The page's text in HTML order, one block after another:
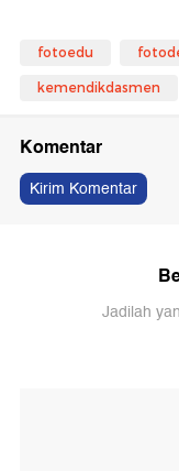
fotoedu
kemendikdasmen
Komentar
Kirim Komentar
Jadilah